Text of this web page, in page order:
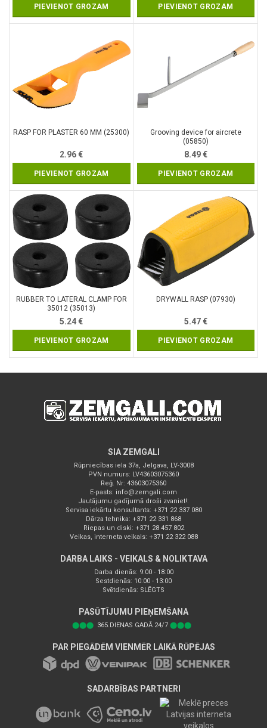
PIEVIENOT GROZAM PIEVIENOT GROZAM
RASP FOR PLASTER 60 MM (25300)
2.96€
PIEVIENOT GROZAM
Grooving device for aircrete
(05850)
8.49€
PIEVIENOT GROZAM
RUBBER TO LATERAL CLAMP FOR
35012 (35013)
5.24€
PIEVIENOT GROZAM
DRYWALL RASP (07930)
5.47€
PIEVIENOT GROZAM
SIA ZEMGALI
Rūpniecības iela 37a, Jelgava, LV-3008
PVN numurs: LV43603075360
Reģ. Nr: 43603075360
E-pasts: info@zemgali.com
Jautājumu gadījumā droši zvaniet!:
Servisa iekārtu konsultants: +371 22 337 080
Dārza tehnika: +371 22 331 868
Riepas un diski: +371 28 457 802
Veikas, interneta veikals: +371 22 322 088
DARBA LAIKS - VEIKALS & NOLIKTAVA
Darba dienās: 9:00 - 18:00
Sestdienās: 10:00 - 13:00
Svētdienās: SLĒGTS
PASŪTĪJUMU PIEŅEMŠANA
⬤⬤⬤ 365.DIENAS GADĀ 24/7 ⬤⬤⬤
PAR PIEGĀDĒM VIENMĒR LAIKĀ RŪPĒJAS
SADARBĪBAS PARTNERI